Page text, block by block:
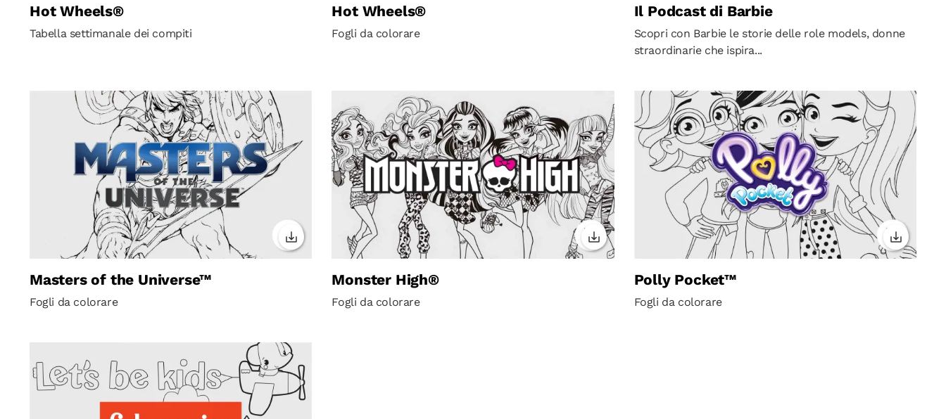
Hot Wheels®
Tabella settimanale dei compiti
Hot Wheels®
Fogli da colorare
Il Podcast di Barbie
Scopri con Barbie le storie delle role models, donne
straordinarie che ispira...
Masters of the Universe™
Fogli da colorare
Monster High®
Fogli da colorare
Polly Pocket™
Fogli da colorare